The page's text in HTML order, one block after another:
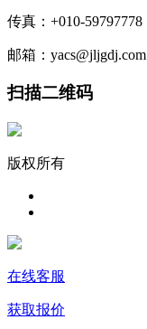
传真：+010-59797778
邮箱：yacs@jljgdj.com
扫描二维码
版权所有
在线客服
获取报价